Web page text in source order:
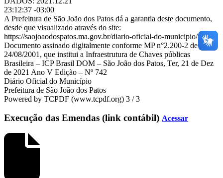
23:12:37 -03:00
A Prefeitura de São João dos Patos dá a garantia deste documento,
desde que visualizado através do site:
https://saojoaodospatos.ma.gov.br/diario-oficial-do-municipio/
Documento assinado digitalmente conforme MP n°2.200-2 de
24/08/2001, que institui a Infraestrutura de Chaves públicas
Brasileira – ICP Brasil DOM – São João dos Patos, Ter, 21 de Dez
de 2021 Ano V Edição – Nº 742
Diário Oficial do Município
Prefeitura de São João dos Patos
Powered by TCPDF (www.tcpdf.org) 3 / 3
Execução das Emendas (link contábil) Acessar